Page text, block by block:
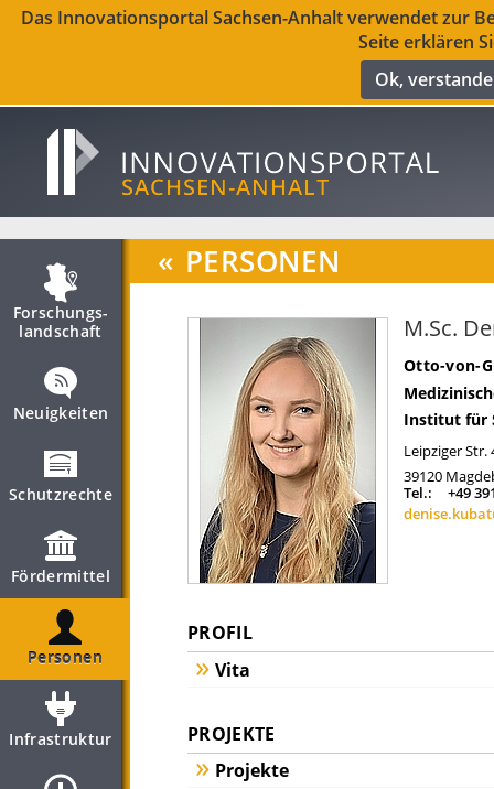
Das Innovationsportal Sachsen-Anhalt verwendet zur
Seite erklären
Ok,
Forschungs­
landschaft
Neuigkeiten
Schutzrechte
Fördermittel
Personen
Infrastruktur
« PERSONEN
M.Sc.
Otto-von-
Institut für
Leipziger Str.
39120
Tel.:
+49
PROFIL
Vita
PROJEKTE
Projekte